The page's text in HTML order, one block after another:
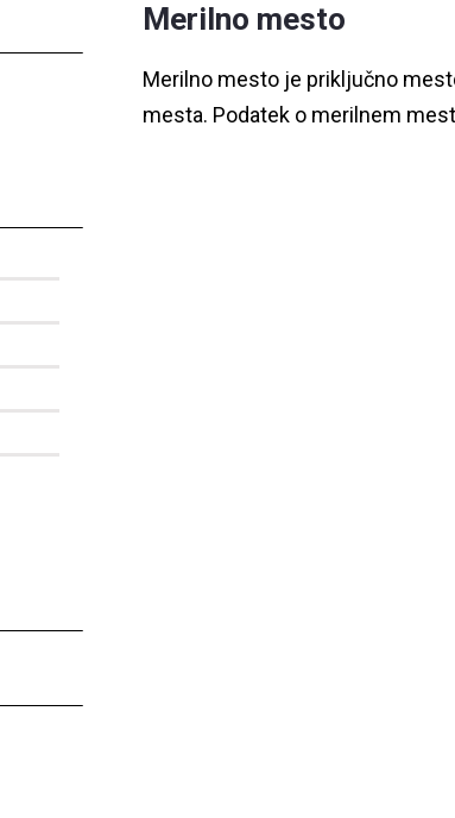
Merilno mesto
Merilno mesto je priključno
mesta. Podatek o merilnem